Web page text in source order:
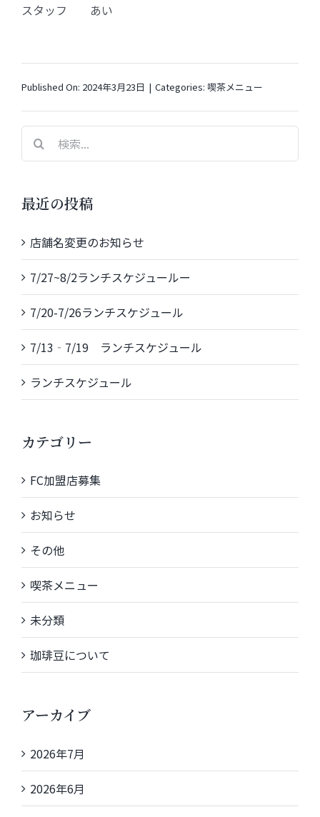
スタッフ あい
Published On: 2024年3月23日 | Categories: 喫茶メニュー
索
最近の投稿
店舗名変更のお知らせ
7/27~8/2ランチスケジュールー
7/20-7/26ランチスケジュール
7/13‐7/19 ランチスケジュール
ランチスケジュール
カテゴリー
FC加盟店募集
お知らせ
その他
喫茶メニュー
未分類
珈琲豆について
アーカイブ
2026年7月
2026年6月